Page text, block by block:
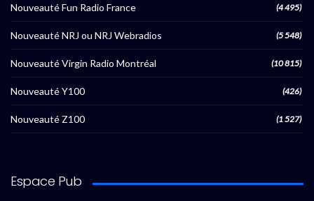
Nouveauté Fun Radio France (4 495)
Nouveauté NRJ ou NRJ Webradios (5 548)
Nouveauté Virgin Radio Montréal (10 815)
Nouveauté Y100 (426)
Nouveauté Z100 (1 527)
Espace Pub